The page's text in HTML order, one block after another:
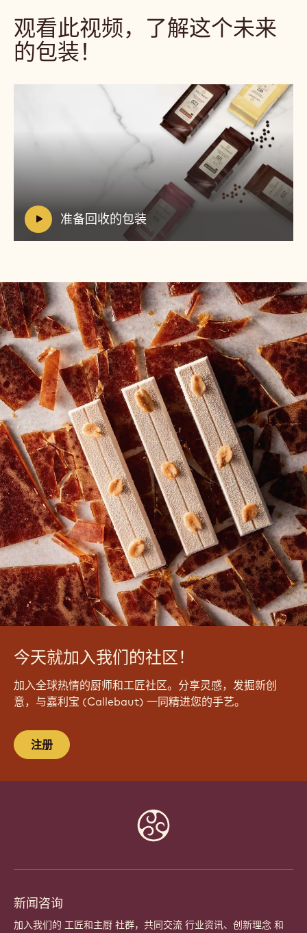
观看此视频，了解这个未来
的包装！
V
准备回收的包装
回
包
装
今天就加入我们的社区！
加入全球热情的厨师和工匠社区。分享灵感，发掘新创
意，与嘉利宝 (Callebaut) 一同精进您的手艺。
注册
新闻咨询
加入我们的 工匠和主厨 社群，共同交流 行业资讯、创新理念 和